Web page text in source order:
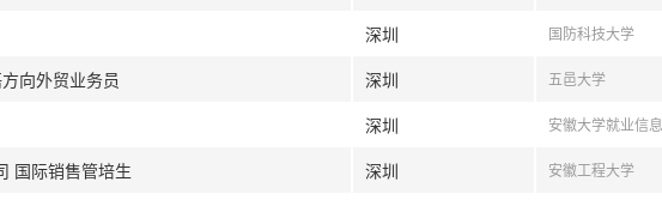
深圳 国防科技大学
向外贸业务员 深圳 五邑大学
深圳 安徽大学就业信
国际销售管培生 深圳 安徽工程大学